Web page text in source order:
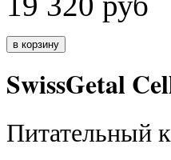
SwissGetal
Питательный